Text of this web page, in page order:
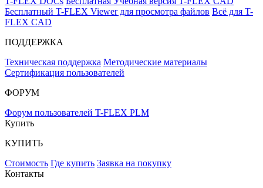
Бесплатный T-FLEX Viewer для просмотра файлов Всё для T-
FLEX CAD
ПОДДЕРЖКА
Техническая поддержка Методические материалы
Сертификация пользователей
ФОРУМ
Форум пользователей T-FLEX PLM
Купить
КУПИТЬ
Стоимость Где купить Заявка на покупку
Контакты